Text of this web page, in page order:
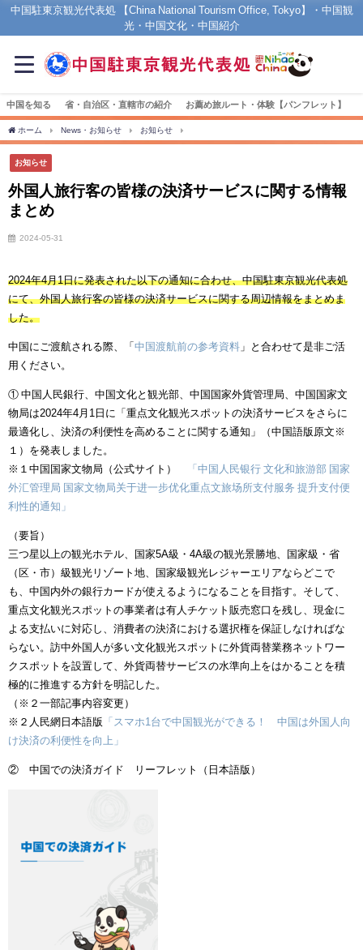
中国駐東京観光代表処 【China National Tourism Office, Tokyo】・中国観
光・中国文化・中国紹介
中国を知る 省・自治区・直轄市の紹介 お薦め旅ルート・体験【パンフレット】
ホーム News・お知らせ お知らせ
お知らせ
外国人旅行客の皆様の決済サービスに関する情報
まとめ
2024-05-31
2024年4月1日に発表された以下の通知に合わせ、中国駐東京観光代表処
にて、外国人旅行客の皆様の決済サービスに関する周辺情報をまとめま
した。
中国にご渡航される際、「 中国渡航前の参考資料 」と合わせて是非ご活
用ください。
① 中国人民銀行、中国文化と観光部、中国国家外貨管理局、中国国家文
物局は2024年4月1日に「重点文化観光スポットの決済サービスをさらに
最適化し、決済の利便性を高めることに関する通知」（中国語版原文※
１）を発表しました。
※１中国国家文物局（公式サイト）
「中国人民银行 文化和旅游部 国家
外汇管理局 国家文物局关于进一步优化重点文旅场所支付服务 提升支付便
利性的通知」
（要旨）
三つ星以上の観光ホテル、国家5A級・4A級の観光景勝地、国家級・省
（区・市）級観光リゾート地、国家級観光レジャーエリアならどこで
も、中国内外の銀行カードが使えるようになることを目指す。そして、
重点文化観光スポットの事業者は有人チケット販売窓口を残し、現金に
よる支払いに対応し、消費者の決済における選択権を保証しなければな
らない。訪中外国人が多い文化観光スポットに外貨両替業務ネットワー
クスポットを設置して、外貨両替サービスの水準向上をはかることを積
極的に推進する方針を明記した。
（※２一部記事内容変更）
※２人民網日本語版 「スマホ1台で中国観光ができる！ 中国は外国人向
け決済の利便性を向上」
② 中国での決済ガイド リーフレット（日本語版）